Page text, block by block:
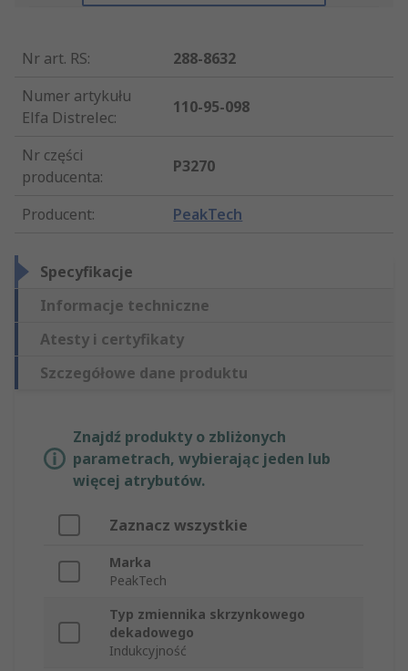
Nr art. RS:
288-8632
Numer artykułu
Elfa Distrelec:
110-95-098
Nr części
producenta:
P3270
Producent: PeakTech
Specyfikacje
Informacje techniczne
Atesty i certyfikaty
Szczegółowe dane produktu
Znajdź produkty o zbliżonych
parametrach, wybierając jeden lub
więcej atrybutów.
Zaznacz wszystkie
Marka
PeakTech
Typ zmiennika skrzynkowego
dekadowego
Indukcyjność